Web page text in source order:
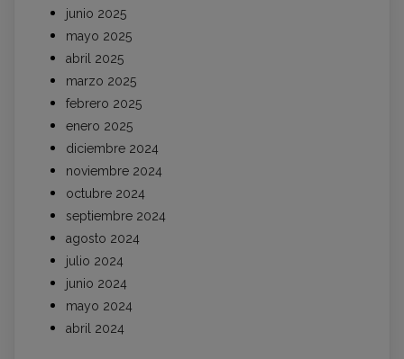
junio 2025
mayo 2025
abril 2025
marzo 2025
febrero 2025
enero 2025
diciembre 2024
noviembre 2024
octubre 2024
septiembre 2024
agosto 2024
julio 2024
junio 2024
mayo 2024
abril 2024